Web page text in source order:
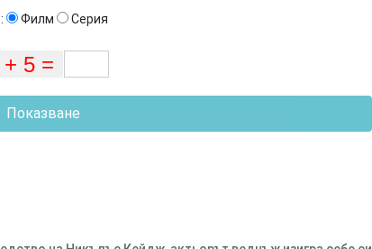
Филм Серия
Показване